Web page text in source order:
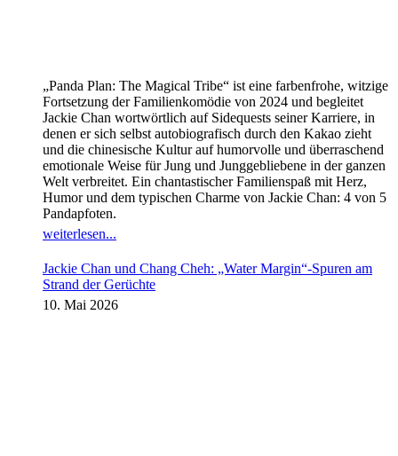
„Panda Plan: The Magical Tribe“ ist eine farbenfrohe, witzige
Fortsetzung der Familienkomödie von 2024 und begleitet
Jackie Chan wortwörtlich auf Sidequests seiner Karriere, in
denen er sich selbst autobiografisch durch den Kakao zieht
und die chinesische Kultur auf humorvolle und überraschend
emotionale Weise für Jung und Junggebliebene in der ganzen
Welt verbreitet. Ein chantastischer Familienspaß mit Herz,
Humor und dem typischen Charme von Jackie Chan: 4 von 5
Pandapfoten.
weiterlesen...
Jackie Chan und Chang Cheh: „Water Margin“-Spuren am
Strand der Gerüchte
10. Mai 2026